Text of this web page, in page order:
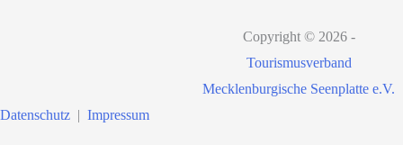
Copyright © 2026 -
Tourismusverband
Mecklenburgische Seenplatte e.V.
Datenschutz | Impressum